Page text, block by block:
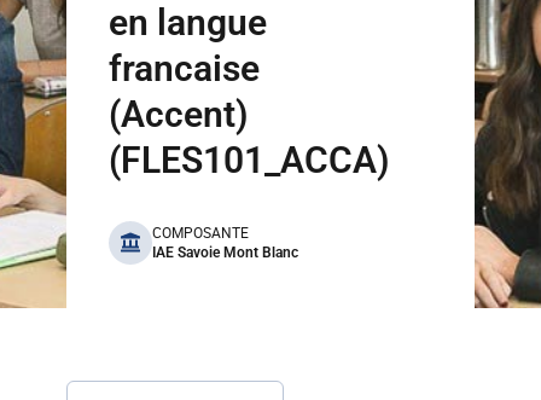
en langue
francaise
(Accent)
(FLES101_ACCA)
benefits
COMPOSANTE
IAE Savoie Mont Blanc